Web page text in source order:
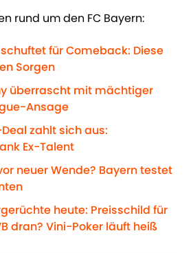
rund um den FC Bayern:
für Comeback: Diese
Sorgen
überrascht mit mächtiger
Ansage
zahlt sich aus:
Ex-Talent
neuer Wende? Bayern testet
heute: Preisschild für
dran? Vini-Poker läuft heiß